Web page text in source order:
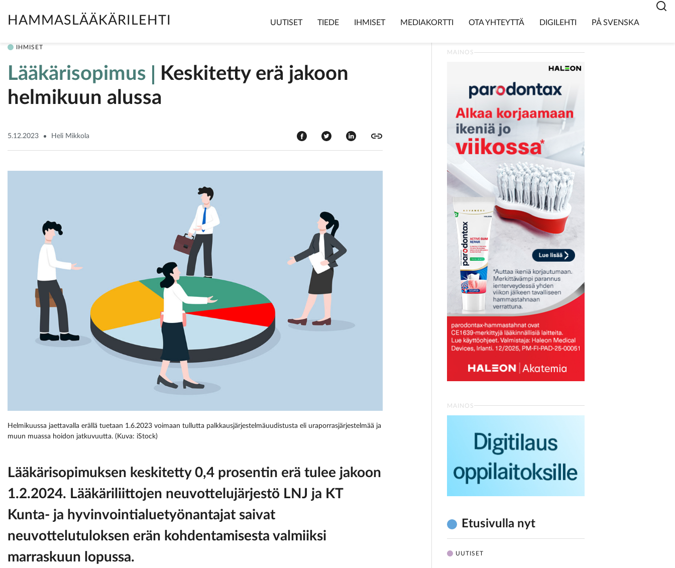
HAMMASLÄÄKÄRILEHTI UUTISET TIEDE IHMISET MEDIAKORTTI OTA YHTEYTTÄ DIGILEHTI PÅ SVENSKA
IHMISET
Lääkärisopimus
Keskitetty erä jakoon
helmikuun alussa
5.12.2023 Heli Mikkola
Helmikuussa jaettavalla erällä tuetaan 1.6.2023 voimaan tullutta palkkausjärjestelmäuudistusta eli uraporrasjärjestelmää ja
muun muassa hoidon jatkuvuutta. (Kuva: iStock)
Lääkärisopimuksen keskitetty 0,4 prosentin erä tulee jakoon
1.2.2024. Lääkäriliittojen neuvottelujärjestö LNJ ja KT
Kunta- ja hyvinvointialuetyönantajat saivat
neuvottelutuloksen erän kohdentamisesta valmiiksi
marraskuun lopussa.
MAINOS
MAINOS
Etusivulla nyt
UUTISET